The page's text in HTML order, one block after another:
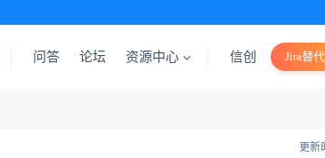
问答 论坛 资源中心 信创 Jira替代
更新